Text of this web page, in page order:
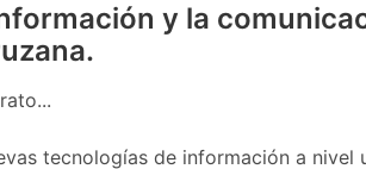
y la
tecnologías de información a nivel